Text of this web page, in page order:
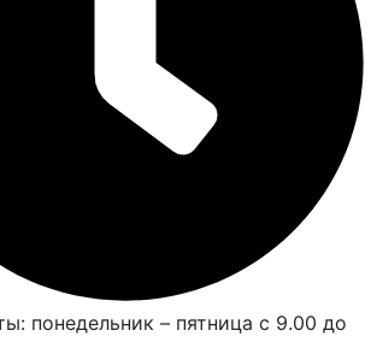
понедельник – пятница с 9.00 до